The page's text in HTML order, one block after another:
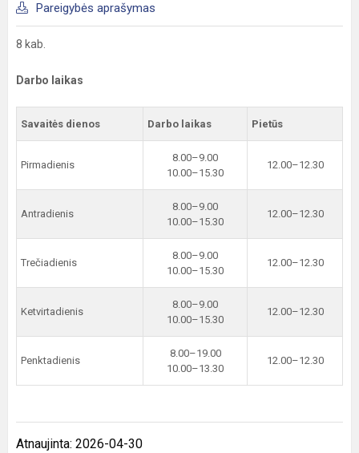
Pareigybės aprašymas
8 kab.
Darbo laikas
Savaitės dienos Darbo laikas Pietūs
Pirmadienis
8.00–9.00
10.00–15.30
12.00–12.30
Antradienis
8.00–9.00
10.00–15.30
12.00–12.30
Trečiadienis
8.00–9.00
10.00–15.30
12.00–12.30
Ketvirtadienis
8.00–9.00
10.00–15.30
12.00–12.30
Penktadienis
8.00–19.00
10.00–13.30
12.00–12.30
Atnaujinta: 2026-04-30